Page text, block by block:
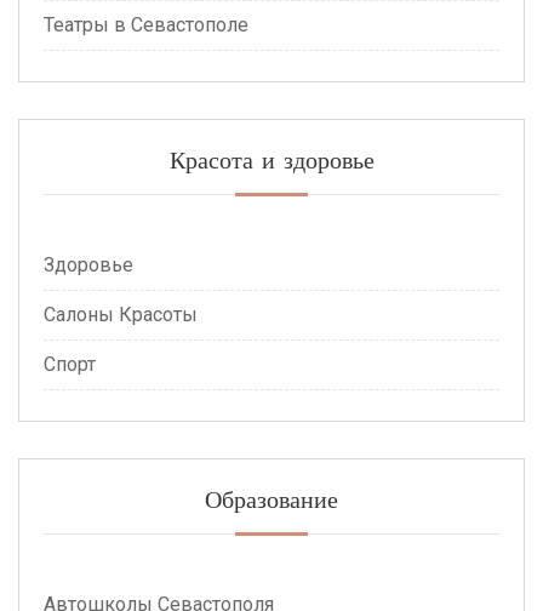
Театры в Севастополе
Красота и здоровье
Здоровье
Салоны Красоты
Спорт
Образование
Автошколы Севастополя